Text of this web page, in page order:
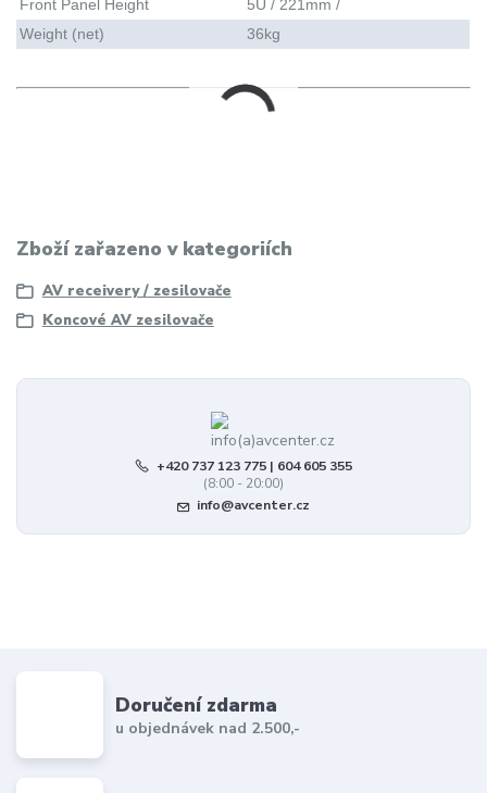
Front Panel Height
5U / 221mm /
Weight (net)
36kg
Zboží zařazeno v kategoriích
AV receivery / zesilovače
Koncové AV zesilovače
+420 737 123 775 | 604 605 355
(8:00 - 20:00)
info@avcenter.cz
Doručení zdarma
u objednávek nad 2.500,-